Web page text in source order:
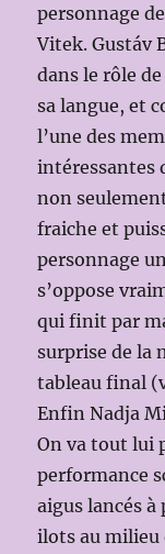
personnage
Vitek. Gustáv
dans le rôle
sa langue, et
l’une des
intéressantes
non
fraiche et
personnage
s’oppose
qui finit par
surprise de la
tableau final
Enfin Nadja
On va tout lui
performance
aigus lancés à
ilots au milieu